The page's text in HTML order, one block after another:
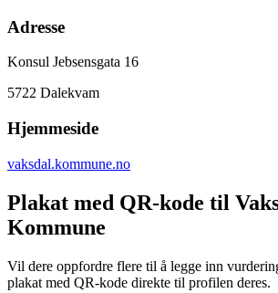
Adresse
Konsul Jebsensgata 16
5722 Dalekvam
Hjemmeside
vaksdal.kommune.no
Plakat med QR-kode til
Kommune
Vil dere oppfordre flere til å legge inn
plakat med QR-kode direkte til profilen deres.